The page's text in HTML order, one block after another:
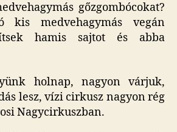
gőzgombócokat?
kis medvehagymás vegán
hamis sajtot és abba
holnap, nagyon várjuk,
lesz, vízi cirkusz nagyon rég
Nagycirkuszban.